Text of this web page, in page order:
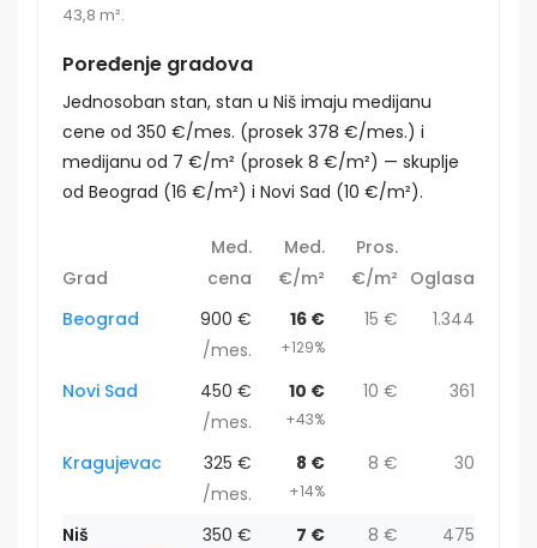
43,8 m².
Poređenje gradova
Jednosoban stan, stan u Niš imaju medijanu
cene od 350 €/mes. (prosek 378 €/mes.) i
medijanu od 7 €/m² (prosek 8 €/m²) — skuplje
od Beograd (16 €/m²) i Novi Sad (10 €/m²).
Grad
Med.
cena
Med.
€/m²
Pros.
€/m² Oglasa
Beograd
900 €
/mes.
16 €
+129%
15 € 1.344
Novi Sad
450 €
/mes.
10 €
+43%
10 € 361
Kragujevac
325 €
/mes.
8 €
+14%
8 € 30
Niš
350 €
7 € 8 € 475